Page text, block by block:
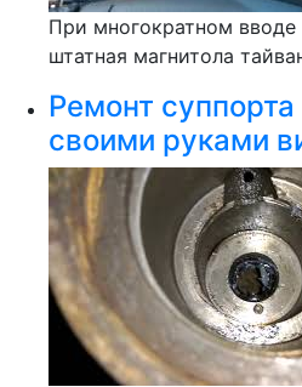
При многократном вводе
штатная магнитола
Ремонт
своими руками